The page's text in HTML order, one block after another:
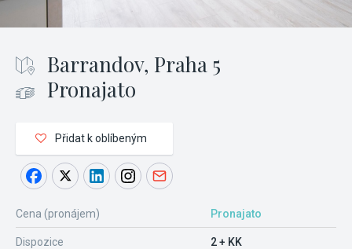
Barrandov, Praha 5
Pronajato
Přidat k oblíbeným
Cena (pronájem) Pronajato
Dispozice 2 + KK